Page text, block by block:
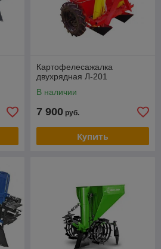
Картофелесажалка
двухрядная Л-201
В наличии
7 900 руб.
Купить